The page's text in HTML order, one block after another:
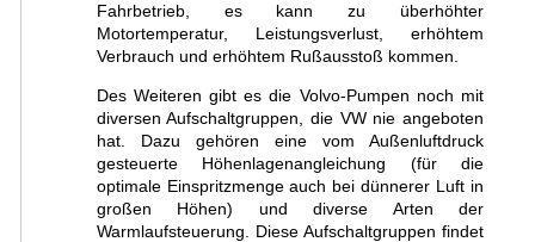
Fahrbetrieb, es kann zu überhöhter
Motortemperatur, Leistungsverlust, erhöhtem
Verbrauch und erhöhtem Rußausstoß kommen.
Des Weiteren gibt es die Volvo-Pumpen noch mit
diversen Aufschaltgruppen, die VW nie angeboten
hat. Dazu gehören eine vom Außenluftdruck
gesteuerte Höhenlagenangleichung (für die
optimale Einspritzmenge auch bei dünnerer Luft in
großen Höhen) und diverse Arten der
Warmlaufsteuerung. Diese Aufschaltgruppen findet